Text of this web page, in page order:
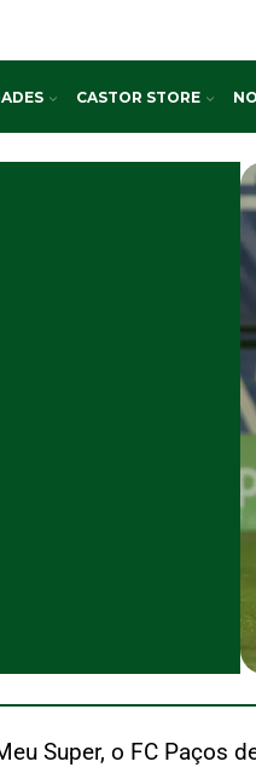
CASTOR STORE
Super, o FC Paços